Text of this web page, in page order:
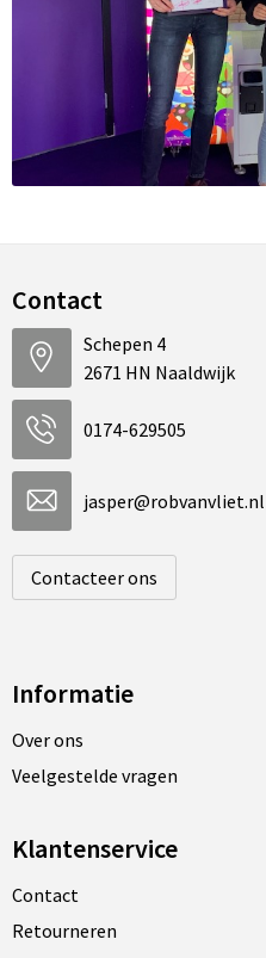
Contact
Schepen 4
2671 HN Naaldwijk
0174-629505
jasper@robvanvliet.nl
Contacteer ons
Informatie
Over ons
Veelgestelde vragen
Klantenservice
Contact
Retourneren